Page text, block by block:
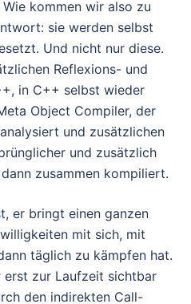
kommen wir also zu
sie werden selbst
Und nicht nur diese.
Reflexions- und
in C++ selbst wieder
Object Compiler, der
und zusätzlichen
und zusätzlich
zusammen kompiliert.
er bringt einen ganzen
mit sich, mit
täglich zu kämpfen hat.
erst zur Laufzeit sichtbar
den indirekten Call-